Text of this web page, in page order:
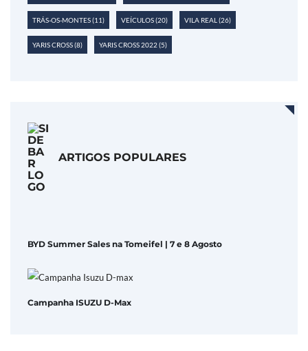
TRÁS-OS-MONTES(11) VEÍCULOS(20) VILA REAL (26)
YARIS CROSS(8) YARIS CROSS 2022 (5)
ARTIGOS POPULARES
BYD Summer Sales na Tomeifel | 7 e 8 Agosto
Campanha ISUZU D-Max